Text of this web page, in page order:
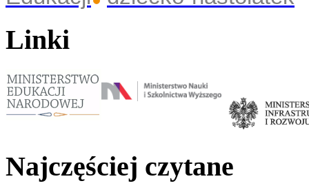
Linki
Najczęściej czytane